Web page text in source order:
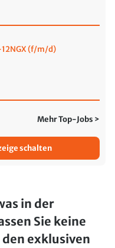
12NGX (f/m/d)
Mehr Top-Jobs >
schalten
in der
Sie keine
exklusiven